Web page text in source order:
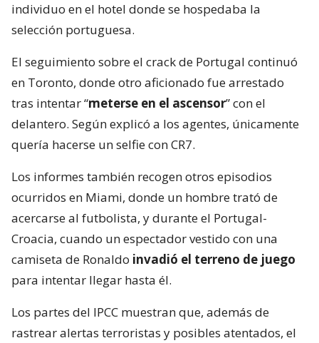
individuo en el hotel donde se hospedaba la
selección portuguesa.
El seguimiento sobre el crack de Portugal continuó
en Toronto, donde otro aficionado fue arrestado
tras intentar “meterse en el ascensor” con el
delantero. Según explicó a los agentes, únicamente
quería hacerse un selfie con CR7.
Los informes también recogen otros episodios
ocurridos en Miami, donde un hombre trató de
acercarse al futbolista, y durante el Portugal-
Croacia, cuando un espectador vestido con una
camiseta de Ronaldo invadió el terreno de juego
para intentar llegar hasta él.
Los partes del IPCC muestran que, además de
rastrear alertas terroristas y posibles atentados, el